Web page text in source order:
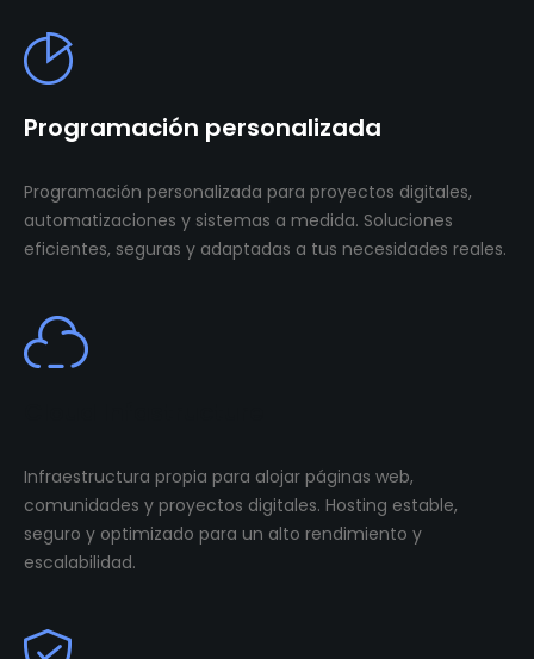
Programación personalizada
Programación personalizada para proyectos digitales,
automatizaciones y sistemas a medida. Soluciones
eficientes, seguras y adaptadas a tus necesidades reales.
Infraestructura propia para alojar páginas web,
comunidades y proyectos digitales. Hosting estable,
seguro y optimizado para un alto rendimiento y
escalabilidad.